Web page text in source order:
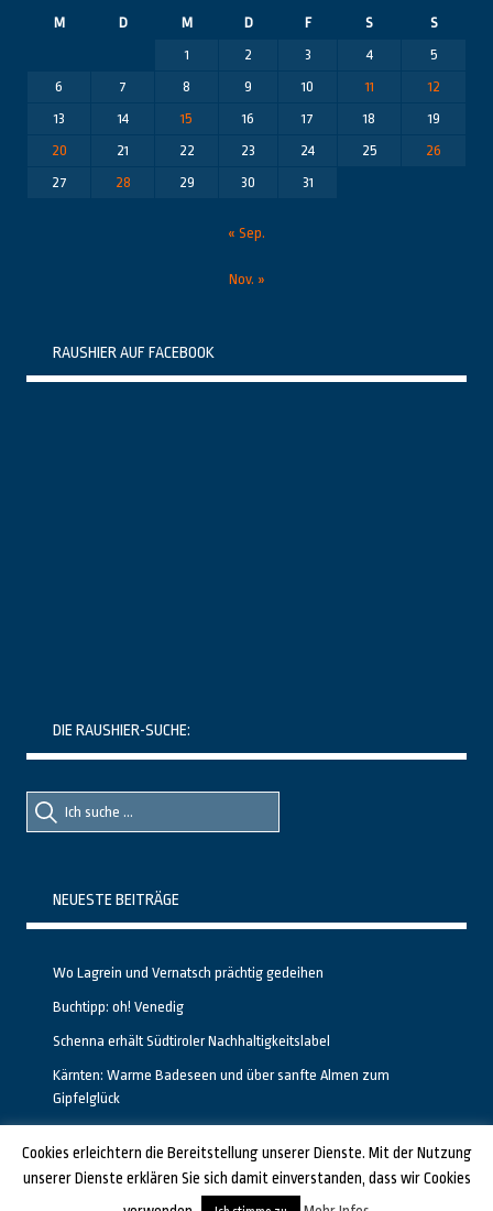
M
D M D F S
S
1
2 3 4
5
6
7 8 9 10 11
12
13
14 15 16 17 18
19
20
21 22 23 24 25
26
27
28 29 30 31
« Sep.
Nov. »
RAUSHIER AUF FACEBOOK
DIE RAUSHIER-SUCHE:
Suche
nach::
Suche
nach:
NEUESTE BEITRÄGE
Wo Lagrein und Vernatsch prächtig gedeihen
Buchtipp: oh! Venedig
Schenna erhält Südtiroler Nachhaltigkeitslabel
Kärnten: Warme Badeseen und über sanfte Almen zum
Gipfelglück
GESTALTET UND PROGRAMMIERT VON ALBERTO & FRANZ BEI LUCID.BERLIN
Cookies erleichtern die Bereitstellung unserer Dienste. Mit der Nutzung
unserer Dienste erklären Sie sich damit einverstanden, dass wir Cookies